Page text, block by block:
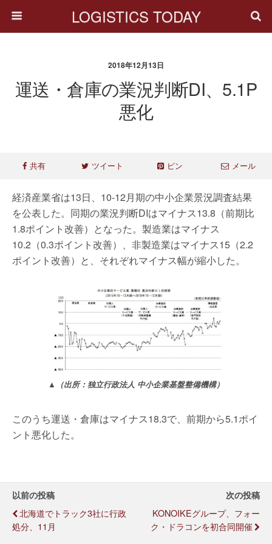
LOGISTICS TODAY
2018年12月13日
運送・倉庫の業況判断DI、5.1P
悪化
共有 ツイート ピン メール
経済産業省は13日、10-12月期の中小企業景況調査結果
を公表した。同期の業況判断DIはマイナス13.8（前期比
1.8ポイント改善）となった。製造業はマイナス
10.2（0.3ポイント改善）、非製造業はマイナス15（2.2
ポイント改善）と、それぞれマイナス幅が縮小した。
▲（出所：独立行政法人 中小企業基盤整備機構）
このうち運送・倉庫はマイナス18.3で、前期から5.1ポイ
ント悪化した。
以前の投稿
北海道でトラック3社に行政
処分、11月
次の投稿
KONOIKEグループ、フォー
ク・ドラコンを初合同開催